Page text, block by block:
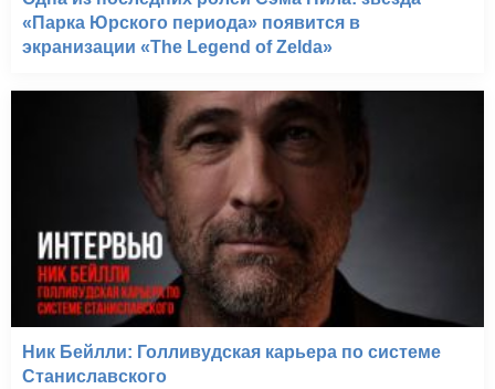
«Парка Юрского периода» появится в
экранизации «The Legend of Zelda»
Ник Бейлли: Голливудская карьера по системе
Станиславского